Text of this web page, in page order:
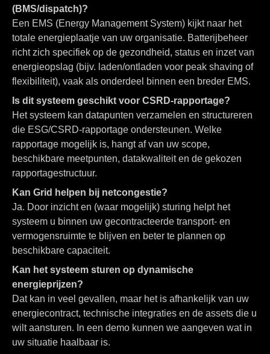
(BMS/dispatch)?
Een EMS (Energy Management System) kijkt naar het
totale energieplaatje van uw organisatie. Batterijbeheer
richt zich specifiek op de gezondheid, status en inzet van
energieopslag (bijv. laden/ontladen voor peak shaving of
flexibiliteit), vaak als onderdeel binnen een breder EMS.
Is dit systeem geschikt voor CSRD-rapportage?
Het systeem kan datapunten verzamelen en structureren
die ESG/CSRD-rapportage ondersteunen. Welke
rapportage mogelijk is, hangt af van uw scope,
beschikbare meetpunten, datakwaliteit en de gekozen
rapportagestructuur.
Kan Grid helpen bij netcongestie?
Ja. Door inzicht en (waar mogelijk) sturing helpt het
systeem u binnen uw gecontracteerde transport- en
vermogensruimte te blijven en beter te plannen op
beschikbare capaciteit.
Kan het systeem sturen op dynamische
energieprijzen?
Dat kan in veel gevallen, maar het is afhankelijk van uw
energiecontract, technische integraties en de assets die u
wilt aansturen. In een demo kunnen we aangeven wat in
uw situatie haalbaar is.